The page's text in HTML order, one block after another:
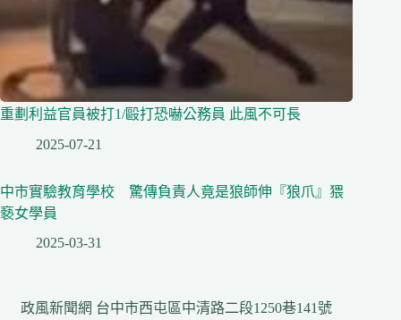
重劃利益官員被打1/毆打恐嚇公務員 此風不可長
2025-07-21
中市實驗教育學校 驚傳負責人竟是狼師伸『狼爪』猥
褻女學員
2025-03-31
政風新聞網 台中市西屯區中清路二段1250巷141號